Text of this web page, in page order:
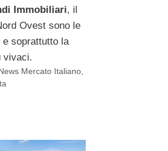
Immobiliari, il
Ovest sono le
e soprattutto la
vivaci.
Mercato Italiano